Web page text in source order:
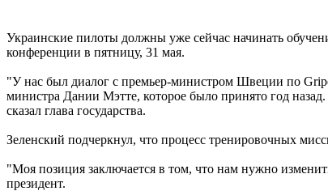
Украинские пилоты должны уже сейчас начинать
конференции в пятницу, 31 мая.
"У нас был диалог с премьер-министром Швеции по
министра Дании Мэтте, которое было принято год
сказал глава государства.
Зеленский подчеркнул, что процесс тренировочных
"Моя позиция заключается в том, что нам нужно
президент.